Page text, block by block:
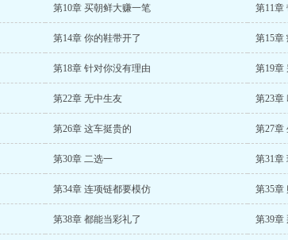
第10章 买朝鲜大赚一笔 第11章
第14章 你的鞋带开了 第15章
第18章 针对你没有理由 第19章
第22章 无中生友 第23章
第26章 这车挺贵的 第27章
第30章 二选一 第31章
第34章 连项链都要模仿 第35章
第38章 都能当彩礼了 第39章